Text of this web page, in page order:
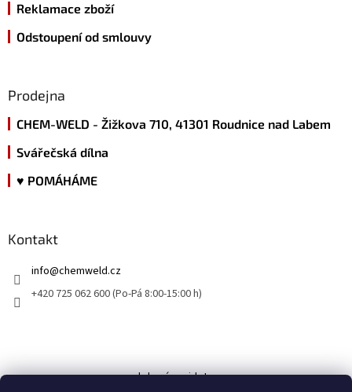
Reklamace zboží
Odstoupení od smlouvy
Prodejna
CHEM-WELD - Žižkova 710, 41301 Roudnice nad Labem
Svářečská dílna
♥ POMÁHÁME
Kontakt
info@chemweld.cz
+420 725 062 600 (Po-Pá 8:00-15:00 h)
kde nás najdete